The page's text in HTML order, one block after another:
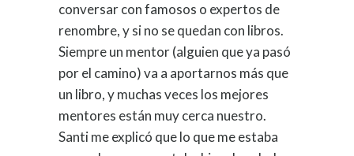
conversar con famosos o expertos de
renombre, y si no se quedan con libros.
Siempre un mentor (alguien que ya pasó
por el camino) va a aportarnos más que
un libro, y muchas veces los mejores
mentores están muy cerca nuestro.
Santi me explicó que lo que me estaba